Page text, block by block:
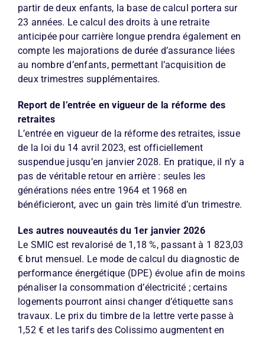
partir de deux enfants, la base de calcul portera sur
23 années. Le calcul des droits à une retraite
anticipée pour carrière longue prendra également en
compte les majorations de durée d’assurance liées
au nombre d’enfants, permettant l’acquisition de
deux trimestres supplémentaires.
Report de l’entrée en vigueur de la réforme des
retraites
L’entrée en vigueur de la réforme des retraites, issue
de la loi du 14 avril 2023, est officiellement
suspendue jusqu’en janvier 2028. En pratique, il n’y a
pas de véritable retour en arrière : seules les
générations nées entre 1964 et 1968 en
bénéficieront, avec un gain très limité d’un trimestre.
Les autres nouveautés du 1er janvier 2026
Le SMIC est revalorisé de 1,18 %, passant à 1 823,03
€ brut mensuel. Le mode de calcul du diagnostic de
performance énergétique (DPE) évolue afin de moins
pénaliser la consommation d’électricité ; certains
logements pourront ainsi changer d’étiquette sans
travaux. Le prix du timbre de la lettre verte passe à
1,52 € et les tarifs des Colissimo augmentent en